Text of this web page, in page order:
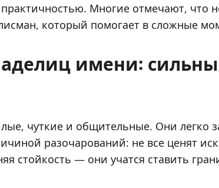
практичностью. Многие отмечают, что
который помогает в сложные
имени:
чуткие и общительные. Они легко
разочарований: не все ценят
стойкость — они учатся ставить